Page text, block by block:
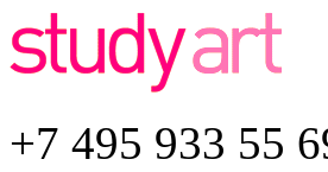
+7 495 933 55